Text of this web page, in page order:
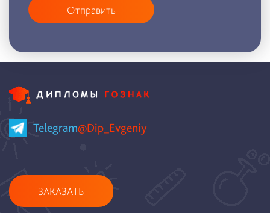
Отправить
Telegram@Dip_Evgeniy
ЗАКАЗАТЬ